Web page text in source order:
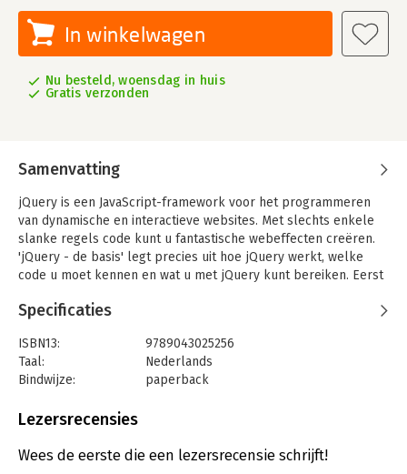
In winkelwagen
Nu besteld, woensdag in huis
Gratis verzonden
Samenvatting
jQuery is een JavaScript-framework voor het programmeren
van dynamische en interactieve websites. Met slechts enkele
slanke regels code kunt u fantastische webeffecten creëren.
'jQuery - de basis' legt precies uit hoe jQuery werkt, welke
code u moet kennen en wat u met jQuery kunt bereiken. Eerst
vervolgens leert u hoe u elementen op een webpagina laat
combineert en hoe u werkt met widgets en plugins. Enige
voorkennis van HTML en CSS is vereist, maar u hoeft niets te
weten over JavaScript.
Een greep uit de inhoud:
- Starten met JQuery
Specificaties
ISBN13:
9789043025256
Taal:
Nederlands
Bindwijze:
paperback
Uitgever:
Verschijningsdatum:
16-8-2012
Lezersrecensies
Wees de eerste die een lezersrecensie schrijft!